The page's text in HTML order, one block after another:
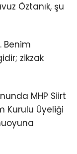
Öztanık, şu
Benim
zikzak
MHP Siirt
Kurulu Üyeliği